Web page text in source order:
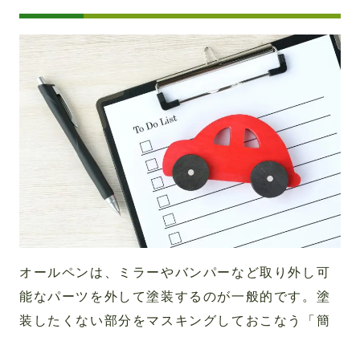
オールペンは、ミラーやバンパーなど取り外し可
能なパーツを外して塗装するのが一般的です。塗
装したくない部分をマスキングしておこなう「簡